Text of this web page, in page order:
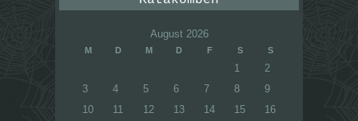
August 2026
M D M D F S S
1
2
3
4 5 6 7 8
9
10
11 12 13 14 15
16